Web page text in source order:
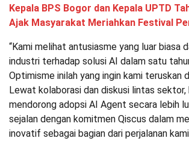
Kepala BPS Bogor dan Kepala UPTD
Ajak Masyarakat Meriahkan Festival
“Kami melihat antusiasme yang luar biasa
industri terhadap solusi AI dalam satu
Optimisme inilah yang ingin kami teruskan
Lewat kolaborasi dan diskusi lintas sektor,
mendorong adopsi AI Agent secara lebih
sejalan dengan komitmen Qiscus dalam
inovatif sebagai bagian dari perjalanan